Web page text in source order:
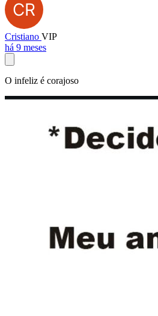
Cristiano VIP
há 9 meses
O infeliz é corajoso